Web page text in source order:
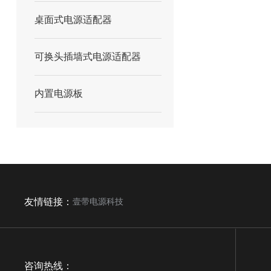
桌面式电源适配器
可换头插墙式电源适配器
内置电源板
友情链接：壹带电源科技
咨询热线：